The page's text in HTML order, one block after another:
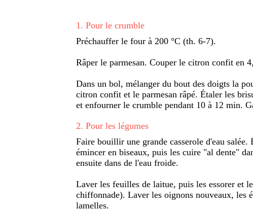
1 . Pour le crumble
Préchauffer le four à 200 °C (th. 6-7).
Râper le parmesan. Couper le citron confit en
Dans un bol, mélanger du bout des doigts la
citron confit et le parmesan râpé. Étaler les
et enfourner le crumble pendant 10 à 12 min.
2. Pour les légumes
Faire bouillir une grande casserole d'eau salée.
émincer en biseaux, puis les cuire "al dente"
ensuite dans de l'eau froide.
Laver les feuilles de laitue, puis les essorer et
chiffonnade). Laver les oignons nouveaux, les
lamelles.